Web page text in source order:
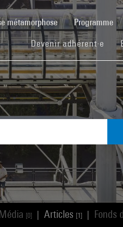
métamorphose(current)Programme
Devenir adhérent·e
[0] Articles [1] Fonds